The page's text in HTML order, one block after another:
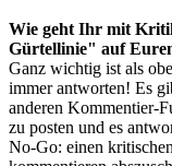
Wie geht Ihr mit
Gürtellinie" auf
Ganz wichtig ist als
immer antworten! Es
anderen Kommentier-
zu posten und es
No-Go: einen